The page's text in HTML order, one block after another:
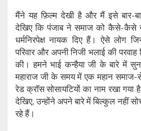
मैंने यह फ़िल्म देखी है और मैं इसे बार-
देखिए कि पंजाब ने समाज को कैसे-कैसे
धर्मनिरपेक्ष नायक दिए हैं। ऐसे लोग
परिवार और अपनी निजी भलाई की
की। हमने भाई कन्हैया जी के बारे में
महाराज जी के समय में एक महान समाज-
रेड क्रॉस सोसायटियों का नाम रखा गया
देखिए, उन्होंने अपने बारे में बिल्कुल नहीं
रहे हैं।